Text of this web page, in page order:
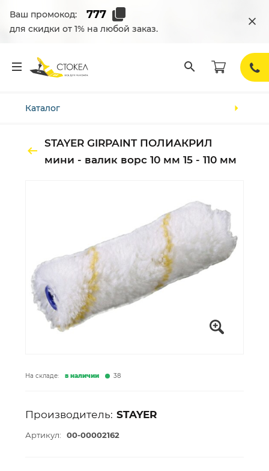
Ваш промокод:
для скидки от 1% на любой заказ.
Каталог
STAYER GIRPAINT ПОЛИАКРИЛ
мини - валик ворс 10 мм 15 - 110 мм
На складе: в наличии 38
Производитель: STAYER
Артикул: 00-00002162